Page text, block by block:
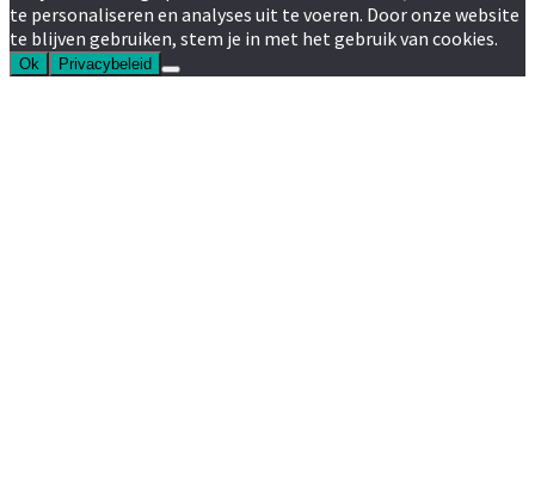
te personaliseren en analyses uit te voeren. Door onze website
te blijven gebruiken, stem je in met het gebruik van cookies.
Ok Privacybeleid